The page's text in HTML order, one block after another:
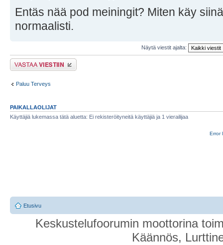
Entäs nää pod meiningit? Miten käy
normaalisti.
Näytä viestit ajalta:
Lähetä vastaus
Paluu Terveys
PAIKALLAOLIJAT
Käyttäjiä lukemassa tätä aluetta: Ei rekisteröityneitä käyttäjiä ja 1 vierailijaa
Error
Etusivu
Keskustelufoorumin moottorina
Käännös,